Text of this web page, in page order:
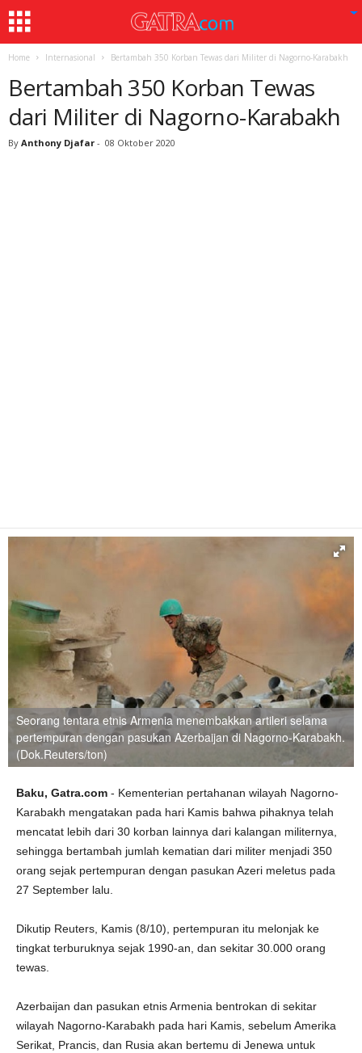
Home Internasional Bertambah 350 Korban Tewas dari Militer di Nagorno-Karabakh
Bertambah 350 Korban Tewas
dari Militer di Nagorno-Karabakh
By Anthony Djafar - 08 Oktober 2020
Seorang tentara etnis Armenia menembakkan artileri selama
pertempuran dengan pasukan Azerbaijan di Nagorno-Karabakh.
(Dok.Reuters/ton)
Baku, Gatra.com - Kementerian pertahanan wilayah Nagorno-
Karabakh mengatakan pada hari Kamis bahwa pihaknya telah
mencatat lebih dari 30 korban lainnya dari kalangan militernya,
sehingga bertambah jumlah kematian dari militer menjadi 350
orang sejak pertempuran dengan pasukan Azeri meletus pada
27 September lalu.
Dikutip Reuters, Kamis (8/10), pertempuran itu melonjak ke
tingkat terburuknya sejak 1990-an, dan sekitar 30.000 orang
tewas.
Azerbaijan dan pasukan etnis Armenia bentrokan di sekitar
wilayah Nagorno-Karabakh pada hari Kamis, sebelum Amerika
Serikat, Prancis, dan Rusia akan bertemu di Jenewa untuk